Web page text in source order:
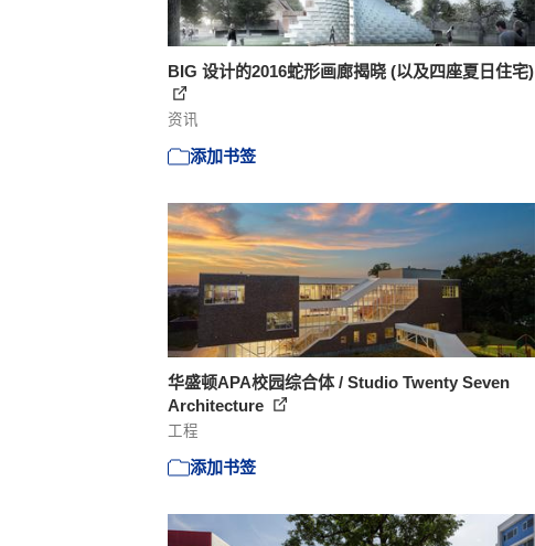
BIG 设计的2016蛇形画廊揭晓 (以及四座夏日住宅)
资讯
添加书签
华盛顿APA校园综合体 / Studio Twenty Seven
Architecture
工程
添加书签